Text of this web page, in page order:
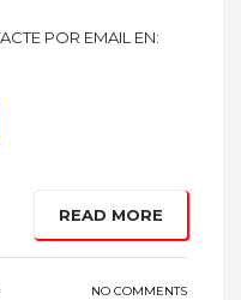
POR EMAIL EN:
READ MORE
NO COMMENTS